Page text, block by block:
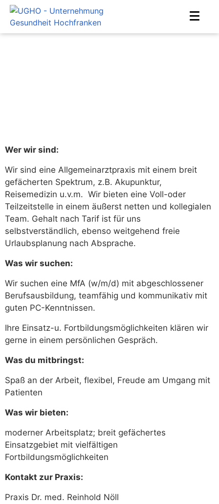
Wer wir sind:
Wir sind eine Allgemeinarztpraxis mit einem breit
gefächerten Spektrum, z.B. Akupunktur,
Reisemedizin u.v.m. Wir bieten eine Voll-oder
Teilzeitstelle in einem äußerst netten und kollegialen
Team. Gehalt nach Tarif ist für uns
selbstverständlich, ebenso weitgehend freie
Urlaubsplanung nach Absprache.
Was wir suchen:
Wir suchen eine MfA (w/m/d) mit abgeschlossener
Berufsausbildung, teamfähig und kommunikativ mit
guten PC-Kenntnissen.
Ihre Einsatz-u. Fortbildungsmöglichkeiten klären wir
gerne in einem persönlichen Gespräch.
Was du mitbringst:
Spaß an der Arbeit, flexibel, Freude am Umgang mit
Patienten
Was wir bieten:
moderner Arbeitsplatz; breit gefächertes
Einsatzgebiet mit vielfältigen
Fortbildungsmöglichkeiten
Kontakt zur Praxis:
Praxis Dr. med. Reinhold Nöll